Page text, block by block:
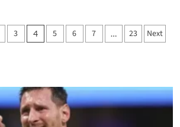
3 4 5 6 7 … 23 Next